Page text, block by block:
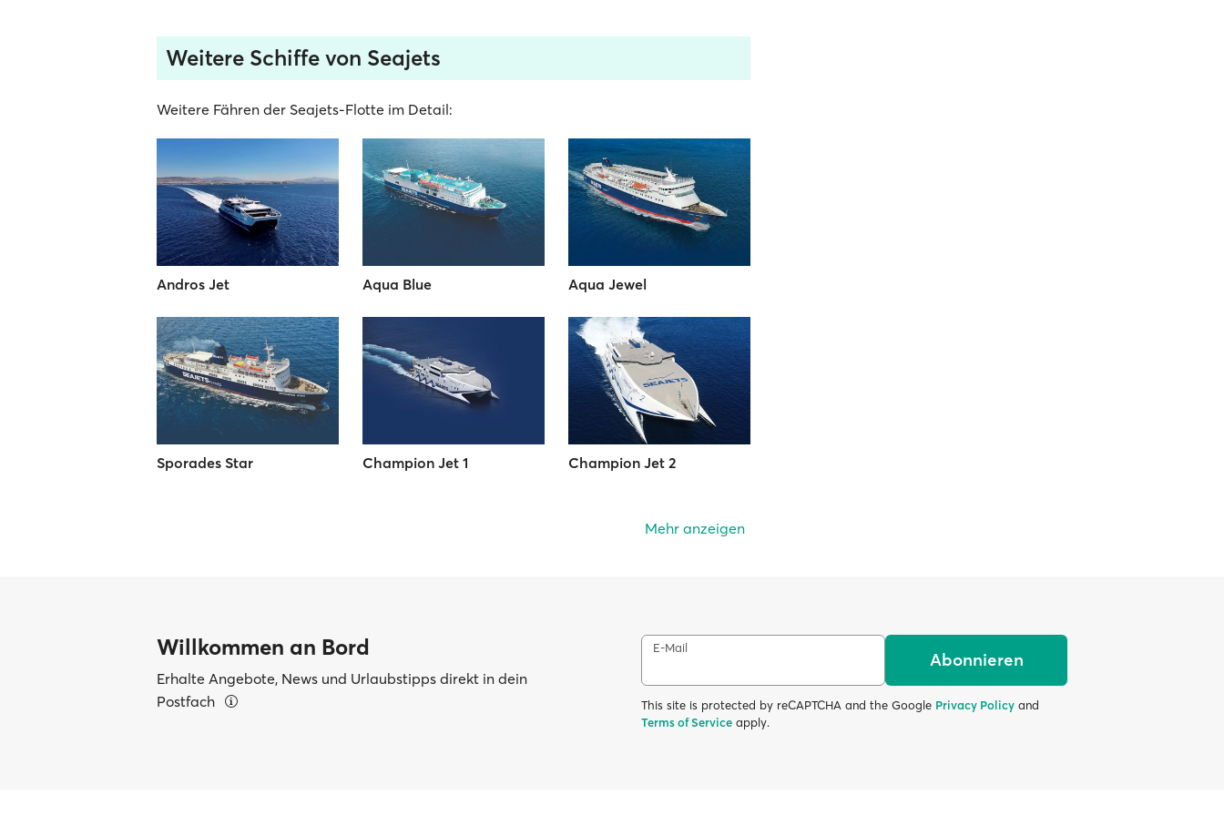
Weitere Schiffe von Seajets
Weitere Fähren der Seajets-Flotte im Detail:
Andros Jet Aqua Blue Aqua Jewel
Sporades Star Champion Jet 1 Champion Jet 2
Mehr anzeigen
Willkommen an Bord
Erhalte Angebote, News und Urlaubstipps direkt in dein
Postfach
E-Mail
Abonnieren
This site is protected by reCAPTCHA and the Google Privacy Policy and
Terms of Service apply.